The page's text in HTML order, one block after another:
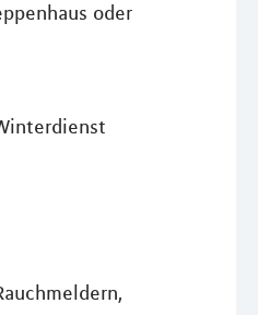
oder